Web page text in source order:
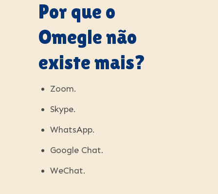
Por que o
Omegle não
existe mais?
Zoom.
Skype.
WhatsApp.
Google Chat.
WeChat.